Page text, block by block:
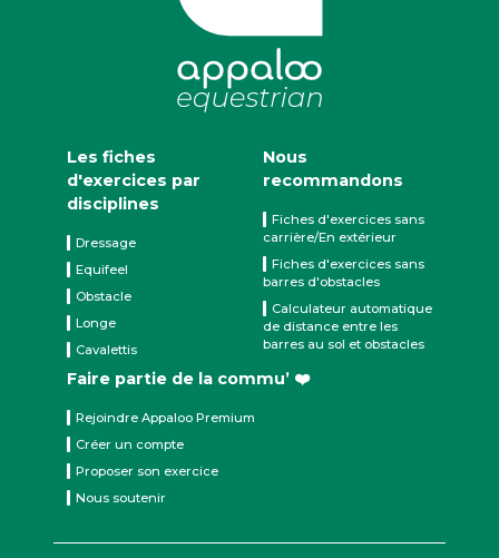
Les fiches
d'exercices par
disciplines
Dressage
Equifeel
Obstacle
Longe
Cavalettis
Nous
recommandons
Fiches d'exercices sans
carrière/En extérieur
Fiches d'exercices sans
barres d'obstacles
Calculateur automatique
de distance entre les
barres au sol et obstacles
Faire partie de la commu’ ❤️
Rejoindre Appaloo Premium
Créer un compte
Proposer son exercice
Nous soutenir